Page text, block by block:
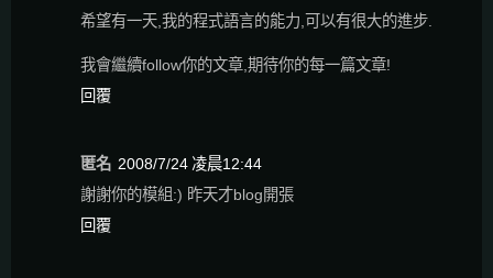
希望有一天,我的程式語言的能力,可以有很大的進步.
我會繼續follow你的文章,期待你的每一篇文章!
回覆
匿名 2008/7/24 凌晨12:44
謝謝你的模組:) 昨天才blog開張
回覆